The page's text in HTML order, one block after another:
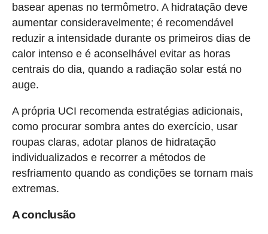
basear apenas no termômetro. A hidratação deve
aumentar consideravelmente; é recomendável
reduzir a intensidade durante os primeiros dias de
calor intenso e é aconselhável evitar as horas
centrais do dia, quando a radiação solar está no
auge.
A própria UCI recomenda estratégias adicionais,
como procurar sombra antes do exercício, usar
roupas claras, adotar planos de hidratação
individualizados e recorrer a métodos de
resfriamento quando as condições se tornam mais
extremas.
A conclusão